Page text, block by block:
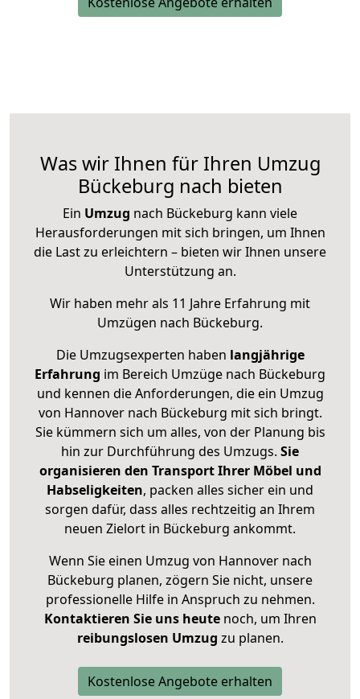
Was wir Ihnen für Ihren Umzug
Bückeburg nach bieten
Ein Umzug nach Bückeburg kann viele
Herausforderungen mit sich bringen, um Ihnen
die Last zu erleichtern – bieten wir Ihnen unsere
Unterstützung an.
Wir haben mehr als 11 Jahre Erfahrung mit
Umzügen nach Bückeburg.
Die Umzugsexperten haben langjährige
Erfahrung im Bereich Umzüge nach Bückeburg
und kennen die Anforderungen, die ein Umzug
von Hannover nach Bückeburg mit sich bringt.
Sie kümmern sich um alles, von der Planung bis
hin zur Durchführung des Umzugs. Sie
organisieren den Transport Ihrer Möbel und
Habseligkeiten, packen alles sicher ein und
sorgen dafür, dass alles rechtzeitig an Ihrem
neuen Zielort in Bückeburg ankommt.
Wenn Sie einen Umzug von Hannover nach
Bückeburg planen, zögern Sie nicht, unsere
professionelle Hilfe in Anspruch zu nehmen.
Kontaktieren Sie uns heutenoch, um Ihren
reibungslosen Umzug zu planen.
Kostenlose Angebote erhalten